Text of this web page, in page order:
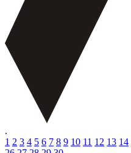
.
1 2 3 4 5 6 7 8 9 10 11 12 13 14